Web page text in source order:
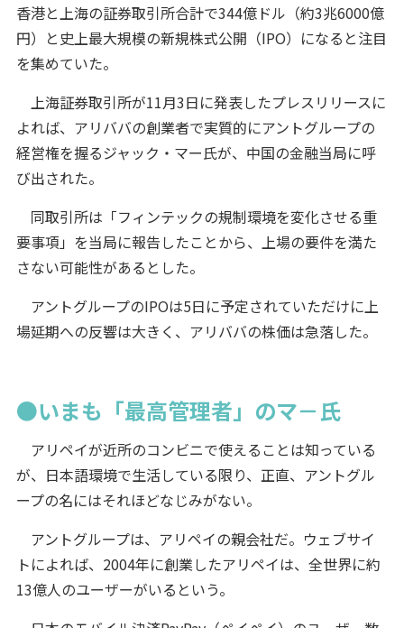
香港と上海の証券取引所合計で344億ドル（約3兆6000億
円）と史上最大規模の新規株式公開（IPO）になると注目
を集めていた。
上海証券取引所が11月3日に発表したプレスリリースに
よれば、アリババの創業者で実質的にアントグループの
経営権を握るジャック・マー氏が、中国の金融当局に呼
び出された。
同取引所は「フィンテックの規制環境を変化させる重
要事項」を当局に報告したことから、上場の要件を満た
さない可能性があるとした。
アントグループのIPOは5日に予定されていただけに上
場延期への反響は大きく、アリババの株価は急落した。
●いまも「最高管理者」のマ－氏
アリペイが近所のコンビニで使えることは知っている
が、日本語環境で生活している限り、正直、アントグル
ープの名にはそれほどなじみがない。
アントグループは、アリペイの親会社だ。ウェブサイ
トによれば、2004年に創業したアリペイは、全世界に約
13億人のユーザーがいるという。